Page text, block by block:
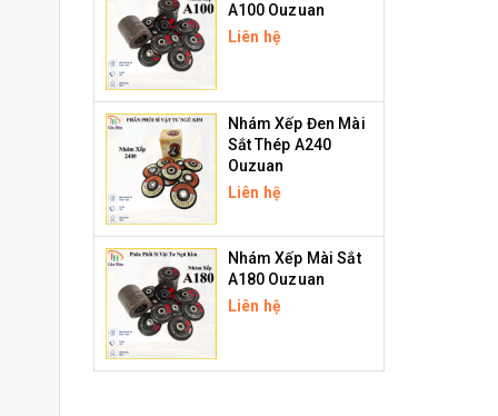
A100 Ouzuan
Liên hệ
Nhám Xếp Đen Mài
Sắt Thép A240
Ouzuan
Liên hệ
Nhám Xếp Mài Sắt
A180 Ouzuan
Liên hệ